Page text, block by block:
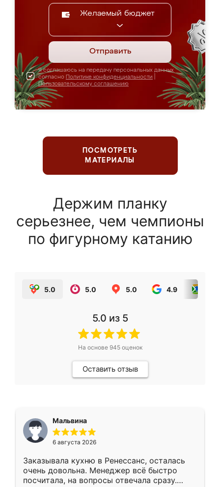
Желаемый бюджет
Отправить
Я соглашаюсь на передачу персональных данных
согласно Политике конфиденциальности
Пользовательскому соглашению
ПОСМОТРЕТЬ
МАТЕРИАЛЫ
Держим планку
серьезнее, чем чемпионы
по фигурному катанию
5.0 5.0 5.0 4.9
5.0 из 5
На основе 945оценок
Оставить отзыв
Мальвина
6 августа 2026
Заказывала кухню в Ренессанс, осталась
очень довольна. Менеджер всё быстро
посчитала, на вопросы отвечала сразу.